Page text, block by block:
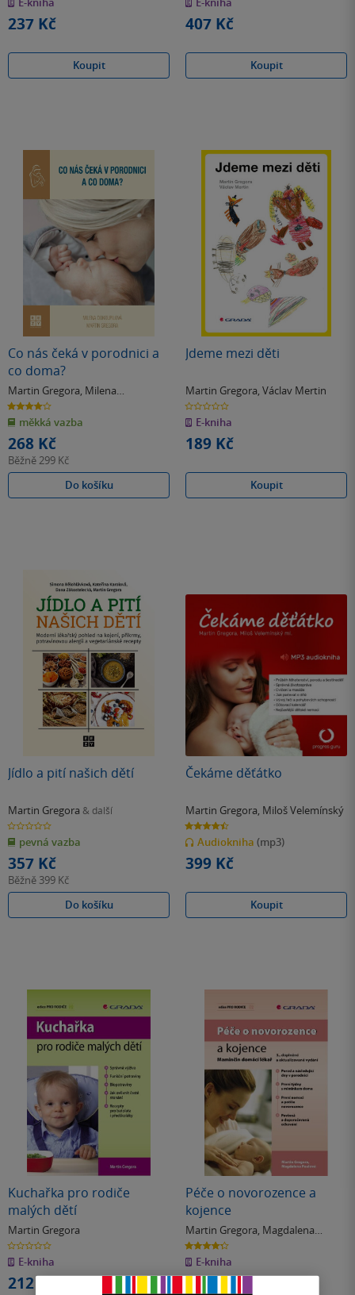
hvězdiček
237 Kč
Koupit
hvězdiček
407 Kč
Koupit
Co nás čeká v porodnici a
co doma?
Martin Gregora, Milena
Dokoupilová
4.0
z
5
hvězdiček
měkká vazba
268 Kč
Běžně299 Kč
Do košíku
Jdeme mezi děti
Martin Gregora, Václav Mertin
0.0
z
5
hvězdiček
E-kniha
189 Kč
Koupit
Jídlo a pití našich dětí
Martin Gregora & další
0.0
z
5
hvězdiček
pevná vazba
357 Kč
Běžně 399 Kč
Do košíku
Čekáme děťátko
Martin Gregora, Miloš Velemínský
4.5
z
5
hvězdiček
Audiokniha (mp3)
399 Kč
Koupit
Kuchařka pro rodiče
malých dětí
Martin Gregora
0.0
z
5
hvězdiček
E-kniha
212 Kč
Péče o novorozence a
kojence
Martin Gregora, Magdalena
Paulová
4.3
z
5
hvězdiček
E-kniha